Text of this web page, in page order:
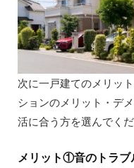
次に一戸建てのメリッ
ションのメリット・デ
活に合う方を選んでくだ
メリット①音のトラブ